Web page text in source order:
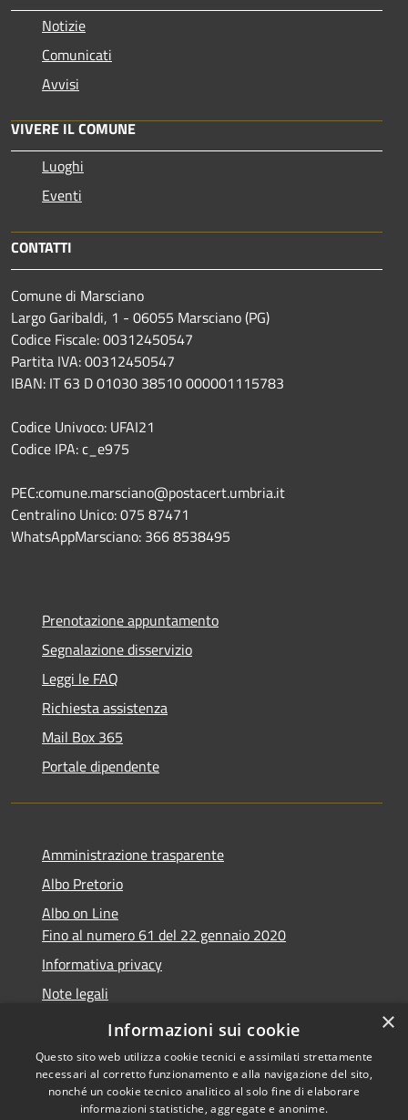
Notizie
Comunicati
Avvisi
VIVERE IL COMUNE
Luoghi
Eventi
CONTATTI
Comune di Marsciano
Largo Garibaldi, 1 - 06055 Marsciano (PG)
Codice Fiscale: 00312450547
Partita IVA: 00312450547
IBAN: IT 63 D 01030 38510 000001115783
Codice Univoco: UFAI21
Codice IPA: c_e975
PEC:comune.marsciano@postacert.umbria.it
Centralino Unico: 075 87471
WhatsAppMarsciano: 366 8538495
Prenotazione appuntamento
Segnalazione disservizio
Leggi le FAQ
Richiesta assistenza
Mail Box 365
Portale dipendente
Amministrazione trasparente
Albo Pretorio
Albo on Line
Fino al numero 61 del 22 gennaio 2020
Informativa privacy
Note legali
Dichiarazione di accessibilità
Copyright © 2026 • Comune di
×
Informazioni sui cookie
Questo sito web utilizza cookie tecnici e assimilati strettamente
necessari al corretto funzionamento e alla navigazione del sito,
nonché un cookie tecnico analitico al solo fine di elaborare
informazioni statistiche, aggregate e anonime.